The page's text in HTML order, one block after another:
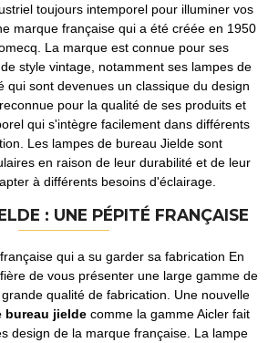
toujours intemporel pour illuminer vos
marque française qui a été créée en 1950
La marque est connue pour ses
style vintage, notamment ses lampes de
qui sont devenues un classique du design
pour la qualité de ses produits et
qui s'intègre facilement dans différents
Les lampes de bureau Jielde sont
en raison de leur durabilité et de leur
à différents besoins d'éclairage.
: UNE PÉPITÉ FRANÇAISE
qui a su garder sa fabrication En
de vous présenter une large gamme de
qualité de fabrication. Une nouvelle
bureau jieldecomme la gamme Aicler fait
design de la marque française. La lampe